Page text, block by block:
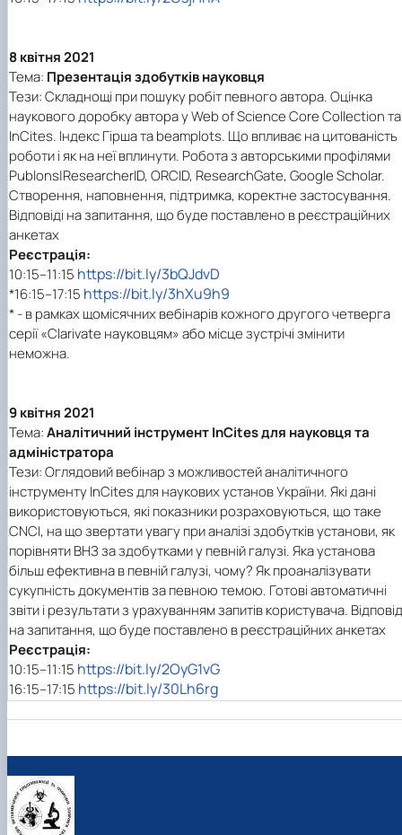
8 квітня 2021
Тема: Презентація здобутків науковця
Тези: Складнощі при пошуку робіт певного автора. Оцінка
наукового доробку автора у Web of Science Core Collection та
InCites. Індекс Гірша та beamplots. Що впливає на цитованість
роботи і як на неї вплинути. Робота з авторськими профілями
Publons|ResearcherID, ORCID, ResearchGate, Google Scholar.
Створення, наповнення, підтримка, коректне застосування.
Відповіді на запитання, що буде поставлено в реєстраційних
анкетах
Реєстрація:
10:15–11:15 https://bit.ly/3bQJdvD
*16:15–17:15 https://bit.ly/3hXu9h9
* - в рамках щомісячних вебінарів кожного другого четверга
серії «Clarivate науковцям» або місце зустрічі змінити
неможна.
9 квітня 2021
Тема:Аналітичний інструмент InCites для науковця та
адміністратора
Тези: Оглядовий вебінар з можливостей аналітичного
інструменту InCites для наукових установ України. Які дані
використовуються, які показники розраховуються, що таке
CNCI, на що звертати увагу при аналізі здобутків установи, як
порівняти ВНЗ за здобутками у певній галузі. Яка установа
більш ефективна в певній галузі, чому? Як проаналізувати
сукупність документів за певною темою. Готові автоматичні
звіти і результати з урахуванням запитів користувача.
на запитання, що буде поставлено в реєстраційних анкетах
Реєстрація:
10:15–11:15 https://bit.ly/2OyG1vG
16:15–17:15 https://bit.ly/30Lh6rg